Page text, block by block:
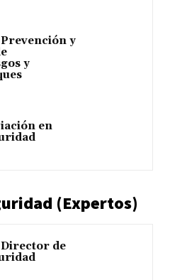
y
y
en
(Expertos)
Director de